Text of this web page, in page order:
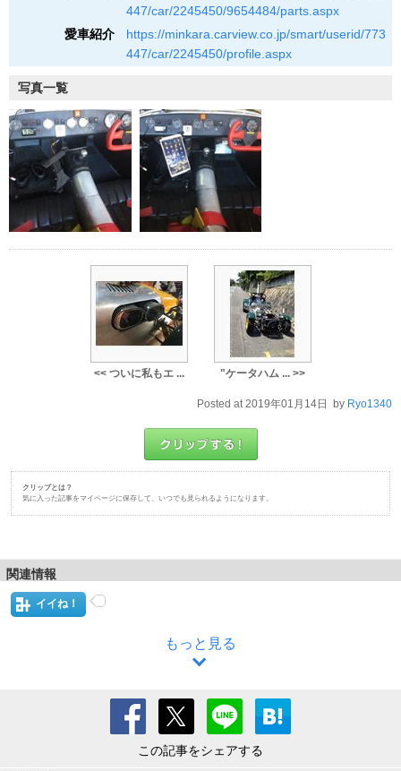
447/car/2245450/9654484/parts.aspx
愛車紹介
https://minkara.carview.co.jp/smart/userid/773
447/car/2245450/profile.aspx
写真一覧
<< ついに私もエ ... "ケータハム ... >>
Posted at 2019年01月14日 by Ryo1340
クリップとは？
気に入った記事をマイページに保存して、いつでも見られるようになります。
関連情報
イイね！
もっと見る
この記事をシェアする